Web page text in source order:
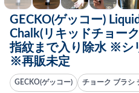
GECKO(ゲッコー) Liquid
Chalk(リキッドチョー
指紋まで入り除水 ※シ
※再販未定
GECKO(ゲッコー) チョーク ブラシ